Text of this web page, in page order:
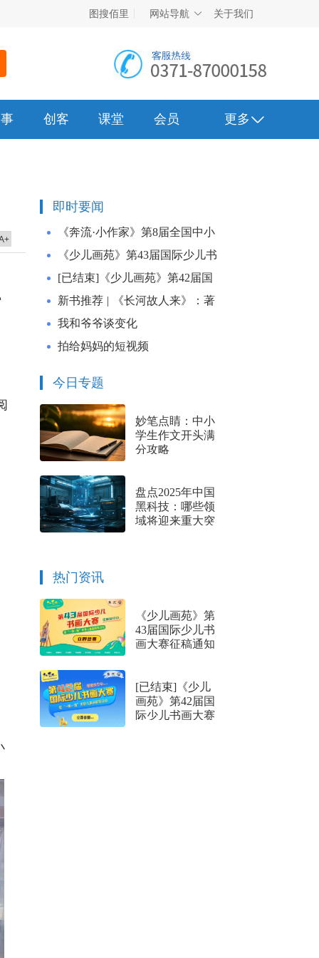
图搜佰里 网站导航 关于我们
创客 课堂 会员 更多
即时要闻
《奔流·小作家》第8届全国中小
学生全息作文大赛征稿通知暨奔
流数字文学馆作品征集
《少儿画苑》第43届国际少儿书
画大赛征稿通知暨“一带一路”世
界儿童画展览活动
[已结束]《少儿画苑》第42届国
际少儿书画大赛征稿通知暨“一
带一路”世界儿童画展览活动
新书推荐 | 《长河故人来》：著
名作家杨满沧先生全新历史散
文，讲述唐宋文豪的真实故事
我和爷爷谈变化
拍给妈妈的短视频
今日专题
妙笔点睛：中小
学生作文开头满
分攻略
盘点2025年中国
黑科技：哪些领
域将迎来重大突
热门资讯
《少儿画苑》第
43届国际少儿书
画大赛征稿通知
动
[已结束]《少儿
画苑》第42届国
际少儿书画大赛